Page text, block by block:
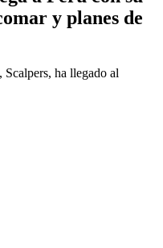
y planes de
Scalpers, ha llegado al